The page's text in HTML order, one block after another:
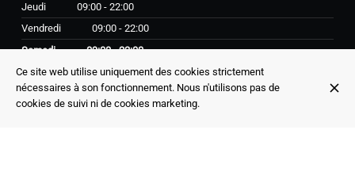
Jeudi
09:00 - 22:00
Vendredi
09:00 - 22:00
Samedi
09:00 - 22:00
Dimanche
Fermé
Ce site web utilise uniquement des cookies strictement
nécessaires à son fonctionnement. Nous n'utilisons pas de
cookies de suivi ni de cookies marketing.